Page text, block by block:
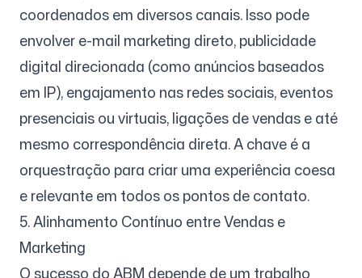
coordenados em diversos canais. Isso pode
envolver e-mail marketing direto, publicidade
digital direcionada (como anúncios baseados
em IP), engajamento nas redes sociais, eventos
presenciais ou virtuais, ligações de vendas e até
mesmo correspondência direta. A chave é a
orquestração para criar uma experiência coesa
e relevante em todos os pontos de contato.
5. Alinhamento Contínuo entre Vendas e
Marketing
O sucesso do ABM depende de um trabalho